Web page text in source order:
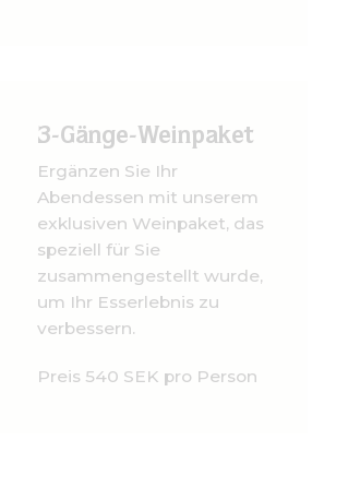
3-Gänge-Weinpaket
Ergänzen Sie Ihr
Abendessen mit unserem
exklusiven Weinpaket, das
speziell für Sie
zusammengestellt wurde,
um Ihr Esserlebnis zu
verbessern.
Preis 540 SEK pro Person